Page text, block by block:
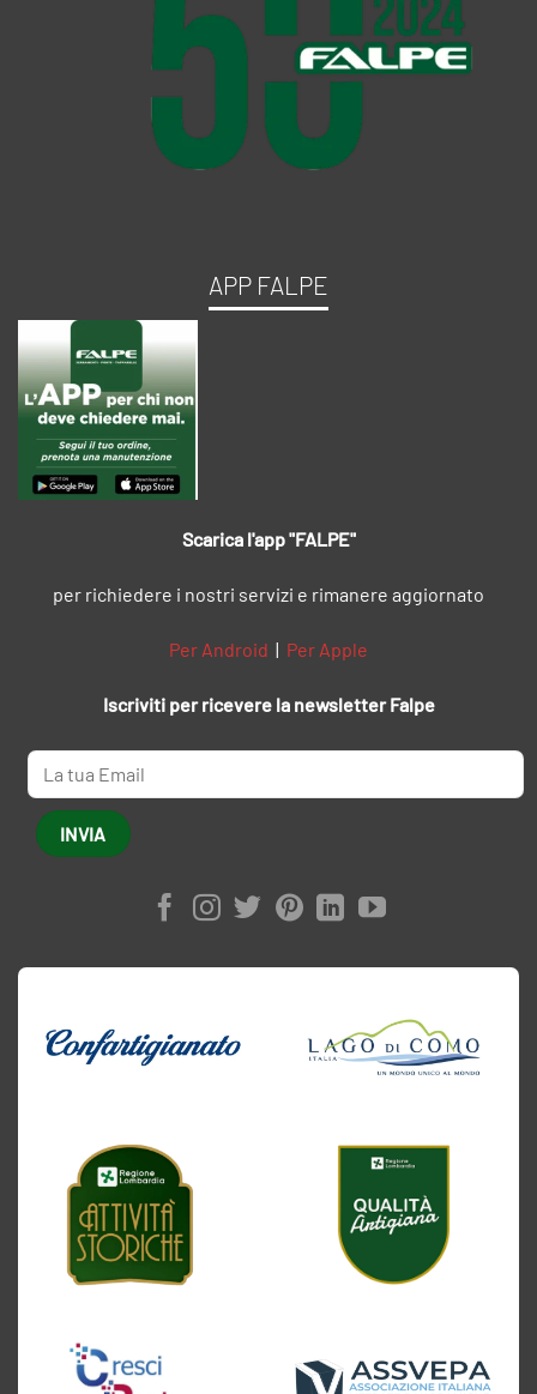
APP FALPE
Scarica l'app "FALPE"
per richiedere i nostri servizi e rimanere aggiornato
Per Android | Per Apple
Iscriviti per ricevere la newsletter Falpe